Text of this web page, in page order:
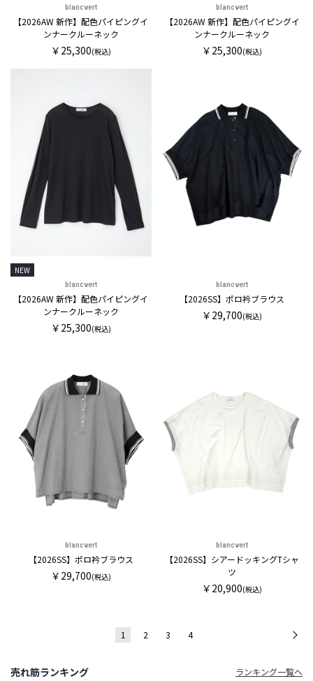
blancvert
【2026AW 新作】配色パイピングイ
ンナークルーネック
￥25,300(税込)
blancvert
【2026AW 新作】配色パイピングイ
ンナークルーネック
￥25,300(税込)
NEW
blancvert
【2026AW 新作】配色パイピングイ
ンナークルーネック
￥25,300(税込)
blancvert
【2026SS】ポロ衿ブラウス
￥29,700(税込)
blancvert
【2026SS】ポロ衿ブラウス
￥29,700(税込)
blancvert
【2026SS】シアードッキングTシャ
ツ
￥20,900(税込)
1 2 3 4
売れ筋ランキング ランキング一覧へ